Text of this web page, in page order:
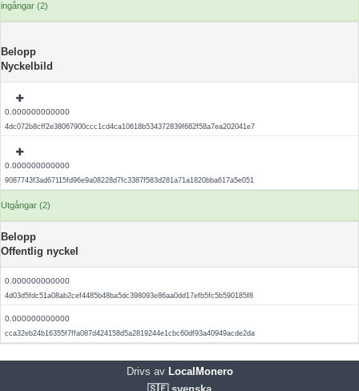
ingångar (2)
Belopp
Nyckelbild
0.000000000000
4dc072b8cff2e38067900ccc1cd4ca10618b534372839f682f58a7ea202041e7
0.000000000000
9087743f3ad67115fd96e9a08228d7fc3387f583d281a71a1820bba617a5e051
Utgångar (2)
Belopp
Offentlig nyckel
0.000000000000
4d03d5fdc51a08ab2cef4485b48ba5dc398093e86aa0dd17efb5fc5b590185f8
0.000000000000
cca32eb24b16355f7ffa087d424158d5a2819244e1cbc60df93a40949acde2da
Drivs avLocalMonero